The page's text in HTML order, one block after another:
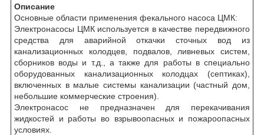
Описание
Основные области применения фекального насоса ЦМК:
Электронасосы ЦМК используется в качестве передвижного
средства для аварийной откачки сточных вод из
канализационных колодцев, подвалов, ливневых систем,
сборников воды и т.д., а также для работы в специально
оборудованных канализационных колодцах (септиках),
включенных в малые системы канализации (частный дом,
небольшие коммерческие строения).
Электронасос не предназначен для перекачивания
жидкостей и работы во взрывоопасных и пожароопасных
условиях.